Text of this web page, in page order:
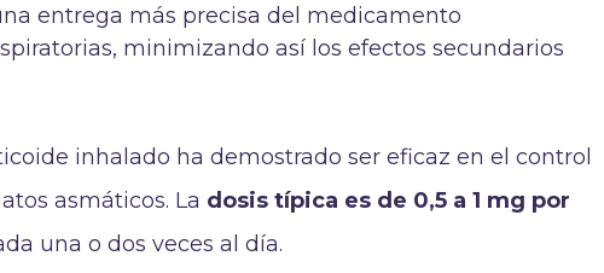
entrega más precisa del medicamento
minimizando así los efectos secundarios
inhalado ha demostrado ser eficaz en el control
asmáticos. La dosis típica es de 0,5 a 1 mg por
una o dos veces al día.